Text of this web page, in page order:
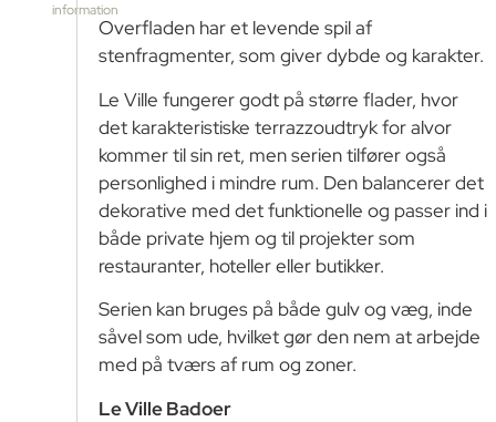
information
Overfladen har et levende spil af
stenfragmenter, som giver dybde og karakter.
Le Ville fungerer godt på større flader, hvor
det karakteristiske terrazzoudtryk for alvor
kommer til sin ret, men serien tilfører også
personlighed i mindre rum. Den balancerer det
dekorative med det funktionelle og passer ind i
både private hjem og til projekter som
restauranter, hoteller eller butikker.
Serien kan bruges på både gulv og væg, inde
såvel som ude, hvilket gør den nem at arbejde
med på tværs af rum og zoner.
Le Ville Badoer